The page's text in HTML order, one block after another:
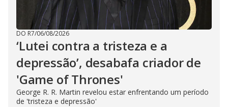
DO R7/06/08/2026
‘Lutei contra a tristeza e a
depressão’, desabafa criador de
'Game of Thrones'
George R. R. Martin revelou estar enfrentando um período
de 'tristeza e depressão'